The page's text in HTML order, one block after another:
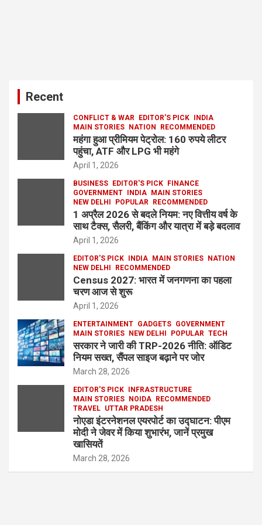
Recent
CONFLICT & WAR EDITOR'S PICK
INDIA
MAIN STORIES
NATION RECOMMENDED
महंगा हुआ प्रीमियम पेट्रोल: 160 रुपये लीटर
पहुंचा, ATF और LPG भी महंगे
April 1, 2026
BUSINESS EDITOR'S PICK
FINANCE
GOVERNMENT
INDIA
MAIN STORIES
NEW DELHI
POPULAR RECOMMENDED
1 अप्रैल 2026 से बदले नियम: नए वित्तीय वर्ष के
साथ टैक्स, सैलरी, बैंकिंग और यात्रा में बड़े बदलाव
April 1, 2026
EDITOR'S PICK INDIA MAIN STORIES
NATION
NEW DELHI
RECOMMENDED
Census 2027: भारत में जनगणना का पहला
चरण आज से शुरू
April 1, 2026
ENTERTAINMENT GADGETS GOVERNMENT
MAIN STORIES
NEW DELHI POPULAR TECH
सरकार ने जारी की TRP-2026 नीति: ऑडिट
नियम सख्त, सैंपल साइज बढ़ाने पर जोर
March 28, 2026
EDITOR'S PICK
INFRASTRUCTURE
MAIN STORIES
NOIDA
RECOMMENDED
TRAVEL UTTAR PRADESH
नोएडा इंटरनेशनल एयरपोर्ट का उद्घाटन: पीएम
मोदी ने जेवर में किया शुभारंभ, जानें प्रमुख
खासियतें
March 28, 2026